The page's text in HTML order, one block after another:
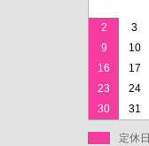
2
3
9
10
16
17
23
24
30
31
定休日